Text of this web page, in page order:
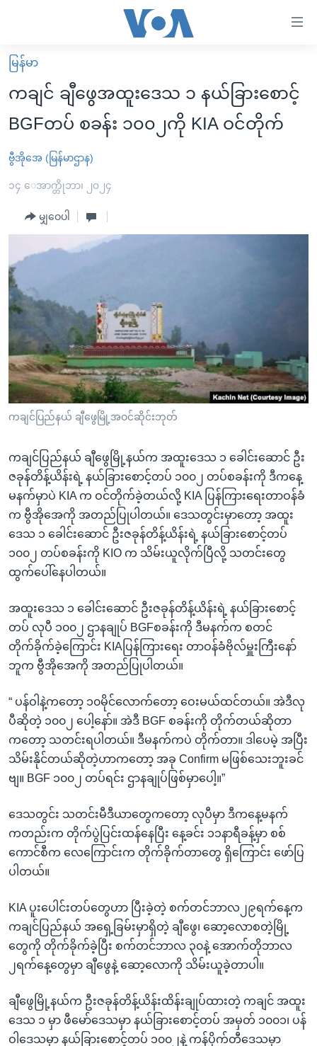
လွယ်ကူ
စေ
သည့်
များ
ပင်မ
ကြည့်
ရန်
ပင်မ
ညွန်း
စာမျက်နှာ
သို့
ကျော်
ကြည့်
ရှာဖွေ
ရန်
နေရာ
သို့
ကျော်
ရန်
မူလစာမျက်နှာ
မြန်မာ
ကမ္ဘာ့သတင်းများ
နိုင်ငံတကာ
အစ္စရေး-ပါလက်စတိုင်း
ဗွီဒီယို
အင်္ဂလိပ်စာလေ့လာမယ်
အမေရိကန်သုံးအီဒီယံ
ရုပ်ရှင်ထဲက အင်္ဂလိပ်စာ
သုတပဒေသာ အင်္ဂလိပ်စာ
အပတ်စဉ်ကဏ္ဍများ
တီဗွီ
ရေဒီယိုနှင့်ရုပ်သံ အချက်အလက်များ
ရေဒီယို/တီဗွီအစီအစဉ်
Learning English
ဗွီအိုအေ လူမှုကွန်ယက်များ
ဘာသာစကားများ
မြန်မာ
ကချင် ချီဖွေအထူးဒေသ ၁ နယ်ခြားစောင့်
BGFတပ် စခန်း ၁၀၀၂ကို KIA ဝင်တိုက်
ဗွီအိုအေ (မြန်မာဌာန)
၁၄ ေအာက္တိုဘာ၊ ၂၀၂၄
မျှဝေပါ
ကချင်ပြည်နယ် ချီဖွေမြို့အဝင်ဆိုင်းဘုတ်
ကချင်ပြည်နယ် ချီဖွေမြို့နယ်က အထူးဒေသ ၁ ခေါင်းဆောင် ဦး
ဇခုန်တိန့်ယိန်းရဲ့ နယ်ခြားစောင့်တပ် ၁၀၀၂ တပ်စခန်းကို ဒီကနေ့
မနက်မှာပဲ KIA က ဝင်တိုက်ခဲ့တယ်လို့ KIA ပြန်ကြားရေးတာဝန်ခံ
က ဗွီအိုအေကို အတည်ပြုပါတယ်။ ဒေသတွင်းမှာတော့ အထူး
ဒေသ ၁ ခေါင်းဆောင် ဦးဇခုန်တိန့်ယိန်းရဲ့ နယ်ခြားစောင့်တပ်
၁၀၀၂ တပ်စခန်းကို KIO က သိမ်းယူလိုက်ပြီလို့ သတင်းတွေ
ထွက်ပေါ်နေပါတယ်။
အထူးဒေသ ၁ ခေါင်းဆောင် ဦးဇခုန်တိန့်ယိန်းရဲ့ နယ်ခြားစောင့်
တပ် လုပီ ၁၀၀၂ ဌာနချုပ် BGFစခန်းကို ဒီမနက်က စတင်
တိုက်ခိုက်ခဲ့ကြောင်း KIAပြန်ကြားရေး တာဝန်ခံဗိုလ်မှူးကြီးနော်
ဘူက ဗွီအိုအေကို အတည်ပြုပါတယ်။
“ ပန်ဝါနဲ့ကတော့ ၁၀မိုင်လောက်တော့ ဝေးမယ်ထင်တယ်။ အဲဒီလု
ပီဆိုတဲ့ ၁၀၀၂ ပေါ့နော်။ အဲဒီ BGF စခန်းကို တိုက်တယ်ဆိုတာ
ကတော့ သတင်းရပါတယ်။ ဒီမနက်ကပဲ တိုက်တာ။ ဒါပေမဲ့ အပြီး
သိမ်းနိုင်တယ်ဆိုတဲ့ဟာကတော့ အခု Confirm မဖြစ်သေးဘူးခင်
ဗျ။ BGF ၁၀၀၂ တပ်ရင်း ဌာနချုပ်ဖြစ်မှာပေါ့။”
ဒေသတွင်း သတင်းမီဒီယာတွေကတော့ လုပီမှာ ဒီကနေ့မနက်
ကတည်းက တိုက်ပွဲပြင်းထန်နေပြီး နေ့ခင်း ၁၁နာရီခန့်မှာ စစ်
ကောင်စီက လေကြောင်းက တိုက်ခိုက်တာတွေ ရှိကြောင်း ဖော်ပြ
ပါတယ်။
KIA ပူးပေါင်းတပ်တွေဟာ ပြီးခဲ့တဲ့ စက်တင်ဘာလ၂၉ရက်နေ့က
ကချင်ပြည်နယ် အရှေ့ခြမ်းမှာရှိတဲ့ ချီဖွေ၊ ဆော့လောစတဲ့မြို့
တွေကို တိုက်ခိုက်ခဲ့ပြီး စက်တင်ဘာလ ၃၀နဲ့ အောက်တိုဘာလ
၂ရက်နေ့တွေမှာ ချီဖွေနဲ့ ဆော့လောကို သိမ်းယူခဲ့တာပါ။
ချီဖွေမြို့နယ်က ဦးဇခုန်တိန့်ယိန်းထိန်းချုပ်ထားတဲ့ ကချင် အထူး
ဒေသ ၁ မှာ ဖီမော်ဒေသမှာ နယ်ခြားစောင့်တပ် အမှတ် ၁၀၀၁၊ ပန်
ဝါဒေသမှာ နယ်ခြားစောင့်တပ် ၁၀၀၂နဲ့ ကန်ပိုက်တီဒေသမှာ